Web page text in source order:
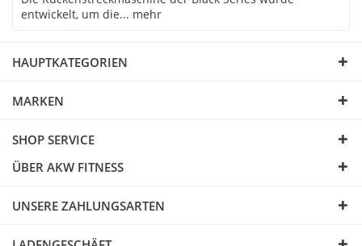
entwickelt, um die... mehr
HAUPTKATEGORIEN
MARKEN
SHOP SERVICE
ÜBER AKW FITNESS
UNSERE ZAHLUNGSARTEN